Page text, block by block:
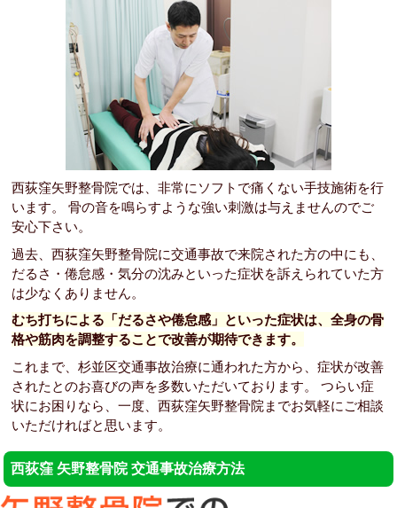
西荻窪矢野整骨院では、非常にソフトで痛くない手技施術を行
います。 骨の音を鳴らすような強い刺激は与えませんのでご
安心下さい。
過去、西荻窪矢野整骨院に交通事故で来院された方の中にも、
だるさ・倦怠感・気分の沈みといった症状を訴えられていた方
は少なくありません。
むち打ちによる「だるさや倦怠感」といった症状は、全身の骨
格や筋肉を調整することで改善が期待できます。
これまで、杉並区交通事故治療に通われた方から、症状が改善
されたとのお喜びの声を多数いただいております。 つらい症
状にお困りなら、一度、西荻窪矢野整骨院までお気軽にご相談
いただければと思います。
西荻窪 矢野整骨院 交通事故治療方法